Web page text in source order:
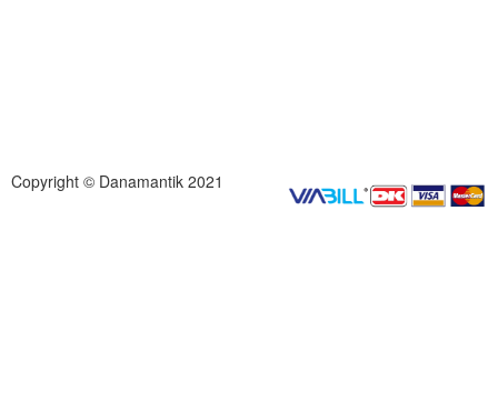
Copyright © Danamantik 2021